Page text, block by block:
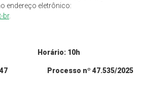
endereço eletrônico:
br.
10h
Processo nº 47.535/2025